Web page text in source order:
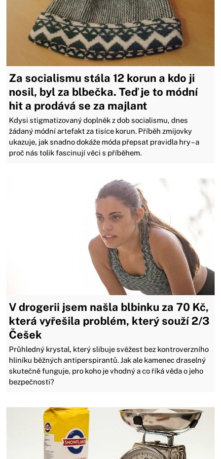
Za socialismu stála 12 korun a kdo ji
nosil, byl za blbečka. Teď je to módní
hit a prodává se za majlant
Kdysi stigmatizovaný doplněk z dob socialismu, dnes
žádaný módní artefakt za tisíce korun. Příběh zmijovky
ukazuje, jak snadno dokáže móda přepsat pravidla hry – a
proč nás tolik fascinují věci s příběhem.
V drogerii jsem našla blbinku za 70 Kč,
která vyřešila problém, který souží 2/3
Češek
Průhledný krystal, který slibuje svěžest bez kontroverzního
hliníku běžných antiperspirantů. Jak ale kamenec draselný
skutečně funguje, pro koho je vhodný a co říká věda o jeho
bezpečnosti?